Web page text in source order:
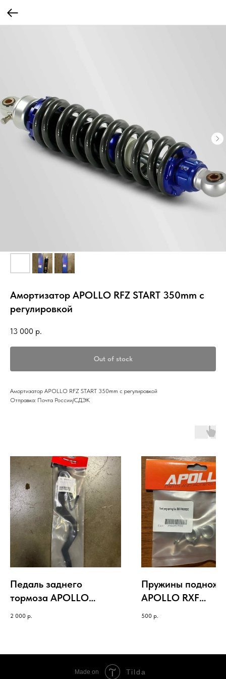
Амортизатор APOLLO RFZ START 350mm с
регулировкой
13 000 р.
Out of stock
Амортизатор APOLLO RFZ START 350mm с регулировкой
Отправка: Почта России/СДЭК
Педаль заднего
тормоза APOLLO
TRACKER/THUNDER 125
2 000 р.
Пружины
APOLLO RXF
FREERIDE/OPEN
500 р.
Made on Tilda